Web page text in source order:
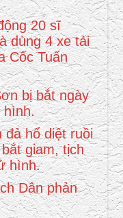
20 sĩ
dùng 4 xe tải
Cốc Tuấn
bị bắt ngày
hình.
đả hổ diệt ruồi
giam, tịch
hình.
Dân phản